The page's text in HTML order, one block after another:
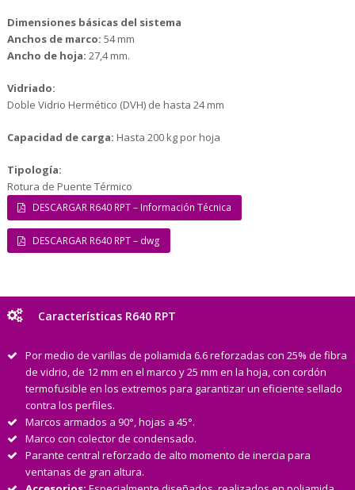
Dimensiones básicas del sistema
Anchos de marco: 54 mm
Ancho de hoja: 27,4 mm.
Vidriado:
Doble Vidrio Hermético (DVH) de hasta 24 mm
Capacidad de carga: Hasta 200 kg por hoja
Tipología:
Rotura de Puente Térmico
DESCARGAR R640 RPT – Información Técnica
DESCARGAR R640 RPT – dwg
Características R640 RPT
Por medio de varillas de poliamida 6.6 reforzadas con 25% de fibra
de vidrio, de 12 mm en el marco y 25 mm en la hoja, con cordón
termofusible en los extremos para garantizar un eficiente sellado
contra los perfiles.
Marcos armados a 90°, hojas a 45°.
Marco con colector de condensado.
Parante central reforzado de alto momento de inercia para
ventanas de gran altura.